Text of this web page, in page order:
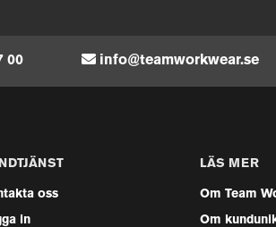
00 info@teamworkwear.se
oss
in
LÄS MER
Om Team
Om